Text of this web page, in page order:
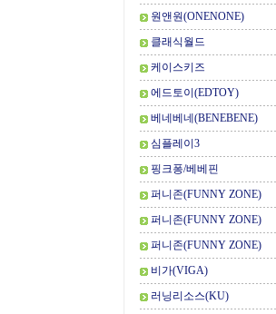
원앤원(ONENONE)
클래식월드
케이스키즈
에드토이(EDTOY)
베네베네(BENEBENE)
심플레이3
핑크퐁/베베핀
퍼니존(FUNNY ZONE)
퍼니존(FUNNY ZONE)
퍼니존(FUNNY ZONE)
비가(VIGA)
러닝리소스(KU)